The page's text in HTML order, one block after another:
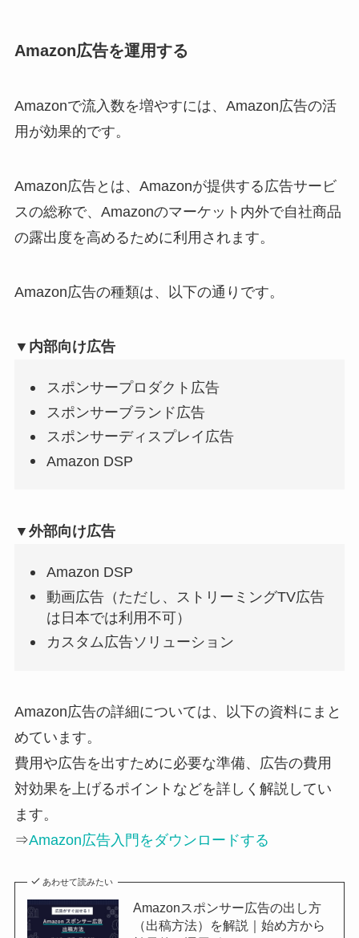
Amazon広告を運用する
Amazonで流入数を増やすには、Amazon広告の活
用が効果的です。
Amazon広告とは、Amazonが提供する広告サービ
スの総称で、Amazonのマーケット内外で自社商品
の露出度を高めるために利用されます。
Amazon広告の種類は、以下の通りです。
▼内部向け広告
スポンサープロダクト広告
スポンサーブランド広告
スポンサーディスプレイ広告
Amazon DSP
▼外部向け広告
Amazon DSP
動画広告（ただし、ストリーミングTV広告
は日本では利用不可）
カスタム広告ソリューション
Amazon広告の詳細については、以下の資料にまと
めています。
費用や広告を出すために必要な準備、広告の費用
対効果を上げるポイントなどを詳しく解説してい
ます。
⇒Amazon広告入門をダウンロードする
あわせて読みたい
Amazonスポンサー広告の出し方
（出稿方法）を解説｜始め方から